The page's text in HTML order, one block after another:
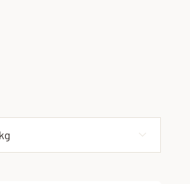

Effacer